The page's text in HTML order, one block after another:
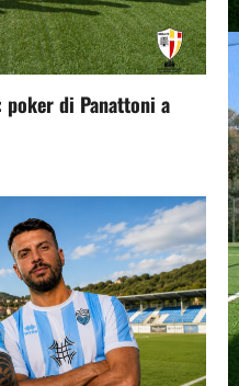
poker di Panattoni a